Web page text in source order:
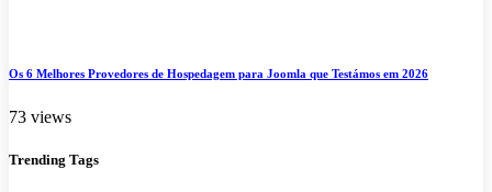
Os 6 Melhores Provedores de Hospedagem para Joomla que Testámos em 2026
73 views
Trending Tags